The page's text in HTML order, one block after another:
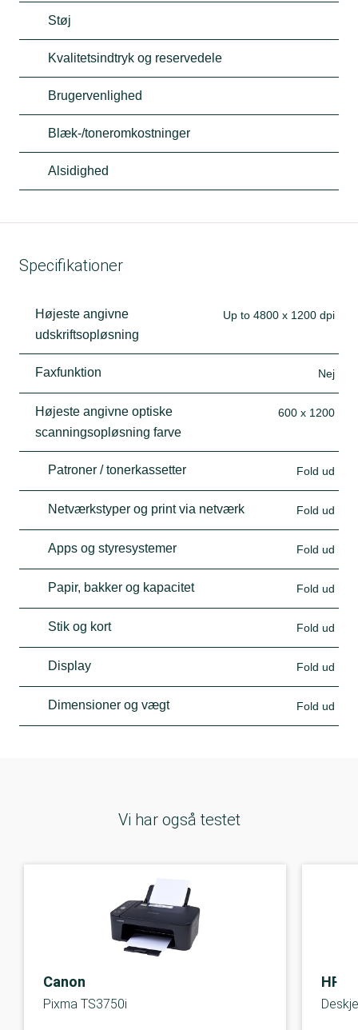
Støj
Kvalitetsindtryk og reservedele
Brugervenlighed
Blæk-/toneromkostninger
Alsidighed
Specifikationer
Højeste angivne
udskriftsopløsning
Up to 4800 x 1200 dpi
Faxfunktion Nej
Højeste angivne optiske
scanningsopløsning farve
600 x 1200
Patroner / tonerkassetter Fold ud
Netværkstyper og print via netværk Fold ud
Apps og styresystemer Fold ud
Papir, bakker og kapacitet Fold ud
Stik og kort Fold ud
Display Fold ud
Dimensioner og vægt Fold ud
Vi har også testet
Canon
Pixma TS3750i
HP